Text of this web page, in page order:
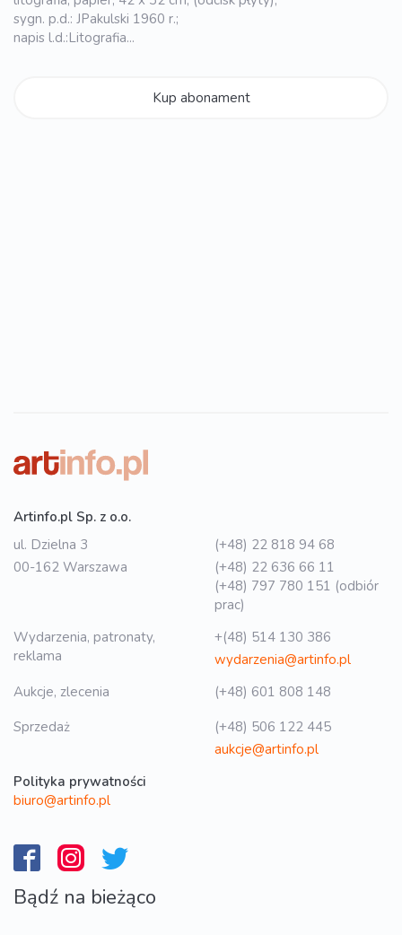
sygn. p.d.: JPakulski 1960 r.;
napis l.d.:Litografia...
Kup abonament
Artinfo.pl Sp. z o.o.
ul. Dzielna 3
00-162 Warszawa
(+48) 22 818 94 68
(+48) 22 636 66 11
(+48) 797 780 151 (odbiór
prac)
Wydarzenia, patronaty,
reklama
+(48) 514 130 386
wydarzenia@artinfo.pl
Aukcje, zlecenia
(+48) 601 808 148
Sprzedaż
(+48) 506 122 445
aukcje@artinfo.pl
Polityka prywatności
biuro@artinfo.pl
Bądź na bieżąco